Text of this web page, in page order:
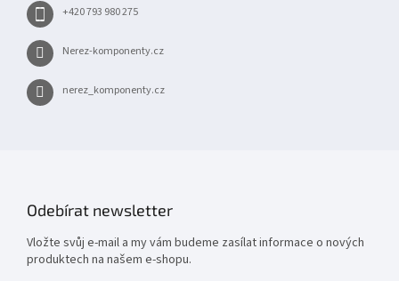
+420 793 980 275
Nerez-komponenty.cz
nerez_komponenty.cz
Odebírat newsletter
Vložte svůj e-mail a my vám budeme zasílat informace o nových
produktech na našem e-shopu.